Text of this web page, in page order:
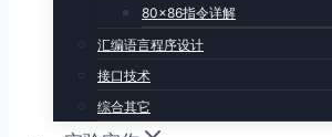
80×86指令详解
汇编语言程序设计
接口技术
综合其它